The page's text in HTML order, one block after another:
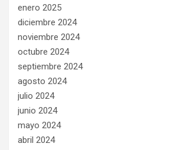
enero 2025
diciembre 2024
noviembre 2024
octubre 2024
septiembre 2024
agosto 2024
julio 2024
junio 2024
mayo 2024
abril 2024